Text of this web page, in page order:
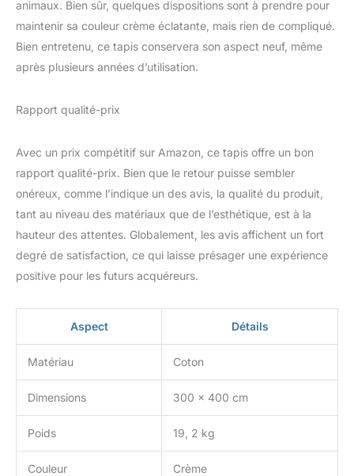
animaux. Bien sûr, quelques dispositions sont à prendre pour
maintenir sa couleur crème éclatante, mais rien de compliqué.
Bien entretenu, ce tapis conservera son aspect neuf, même
après plusieurs années d’utilisation.
Rapport qualité-prix
Avec un prix compétitif sur Amazon, ce tapis offre un bon
rapport qualité-prix. Bien que le retour puisse sembler
onéreux, comme l’indique un des avis, la qualité du produit,
tant au niveau des matériaux que de l’esthétique, est à la
hauteur des attentes. Globalement, les avis affichent un fort
degré de satisfaction, ce qui laisse présager une expérience
positive pour les futurs acquéreurs.
Aspect Détails
Matériau Coton
Dimensions 300 x 400 cm
Poids 19, 2 kg
Couleur Crème